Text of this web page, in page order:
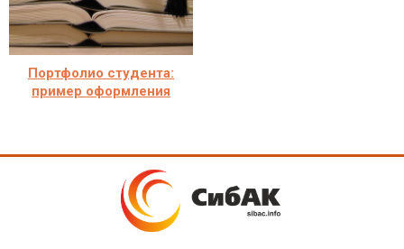
Портфолио студента:
пример оформления